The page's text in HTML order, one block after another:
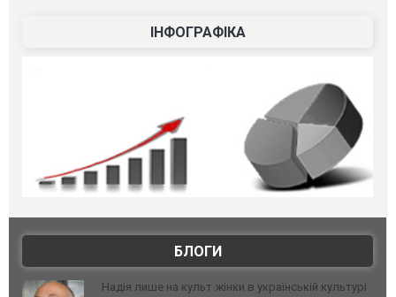
ІНФОГРАФІКА
БЛОГИ
Надія лише на культ жінки в українській культурі